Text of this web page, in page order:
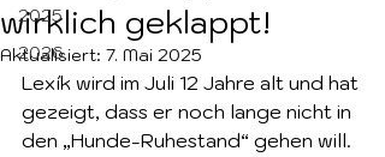
2025
2026
wirklich geklappt!
Aktualisiert: 7. Mai 2025
Lexík wird im Juli 12 Jahre alt und hat
gezeigt, dass er noch lange nicht in
den „Hunde-Ruhestand“ gehen will.